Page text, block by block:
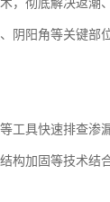
，彻底解决返潮
阴阳角等关键部
工具快速排查渗
构加固等技术结